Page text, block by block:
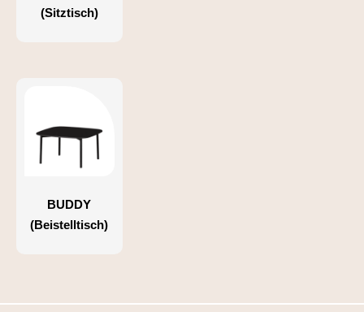
(Sitztisch)
BUDDY
(Beistelltisch)